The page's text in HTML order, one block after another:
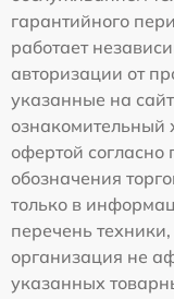
гарантийного
работает
авторизации от
указанные на
ознакомительный
офертой
обозначения
только в
перечень
организация не
указанных